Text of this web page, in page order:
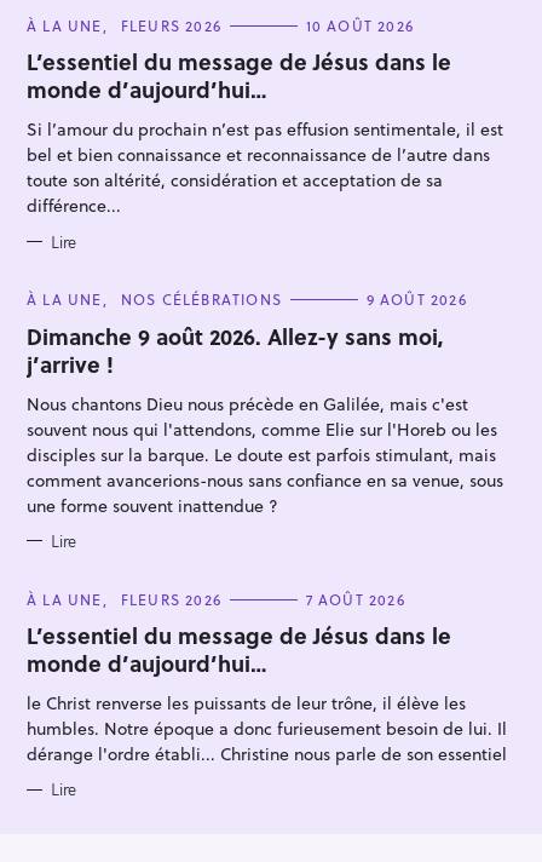
C
T
E
G
O
R
I
E
S
À LA UNE FLEURS 2026 10 AOÛT 2026
L’essentiel du message de Jésus dans le
monde d’aujourd’hui…
Si l’amour du prochain n’est pas effusion sentimentale, il est
bel et bien connaissance et reconnaissance de l’autre dans
toute son altérité, considération et acceptation de sa
différence...
Lire
C
T
E
G
O
I
E
S
À LA UNE NOS CÉLÉBRATIONS 9 AOÛT 2026
Dimanche 9 août 2026. Allez-y sans moi,
j’arrive !
Nous chantons Dieu nous précède en Galilée, mais c'est
souvent nous qui l'attendons, comme Elie sur l'Horeb ou les
disciples sur la barque. Le doute est parfois stimulant, mais
comment avancerions-nous sans confiance en sa venue, sous
une forme souvent inattendue ?
Lire
C
T
E
G
O
R
I
E
S
À LA UNE FLEURS 2026 7 AOÛT 2026
L’essentiel du message de Jésus dans le
monde d’aujourd’hui…
le Christ renverse les puissants de leur trône, il élève les
humbles. Notre époque a donc furieusement besoin de lui. Il
dérange l'ordre établi... Christine nous parle de son essentiel
Lire